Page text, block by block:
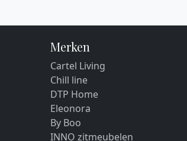
Merken
Cartel Living
Chill line
DTP Home
Eleonora
By Boo
INNO zitmeubelen